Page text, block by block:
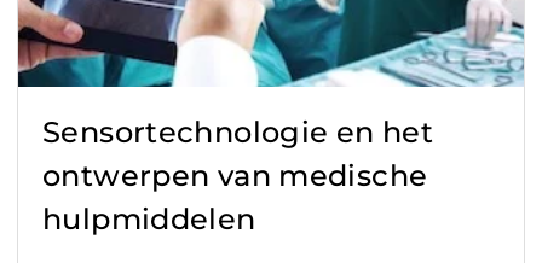
Sensortechnologie en het
ontwerpen van medische
hulpmiddelen
Werken bij Sentech